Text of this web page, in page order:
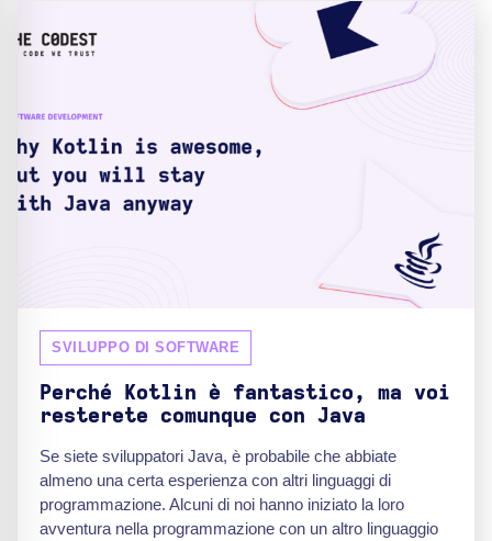
SVILUPPO DI SOFTWARE
Perché Kotlin è fantastico, ma voi
resterete comunque con Java
Se siete sviluppatori Java, è probabile che abbiate
almeno una certa esperienza con altri linguaggi di
programmazione. Alcuni di noi hanno iniziato la loro
avventura nella programmazione con un altro linguaggio